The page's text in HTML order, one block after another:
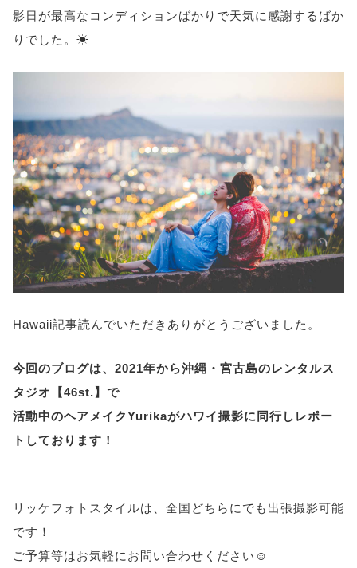
影日が最高なコンディションばかりで天気に感謝するばか
りでした。☀
Hawaii記事読んでいただきありがとうございました。
今回のブログは、2021年から沖縄・宮古島のレンタルス
タジオ【46st.】で
活動中のヘアメイクYurikaがハワイ撮影に同行しレポー
トしております！
リッケフォトスタイルは、全国どちらにでも出張撮影可能
です！
ご予算等はお気軽にお問い合わせください☺️